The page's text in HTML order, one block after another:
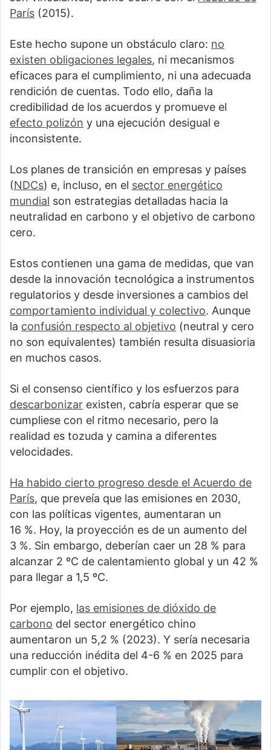
París (2015).
Este hecho supone un obstáculo claro: no
existen obligaciones legales, ni mecanismos
eficaces para el cumplimiento, ni una adecuada
rendición de cuentas. Todo ello, daña la
credibilidad de los acuerdos y promueve el
efecto polizón y una ejecución desigual e
inconsistente.
Los planes de transición en empresas y países
(NDCs) e, incluso, en el sector energético
mundial son estrategias detalladas hacia la
neutralidad en carbono y el objetivo de carbono
cero.
Estos contienen una gama de medidas, que van
desde la innovación tecnológica a instrumentos
regulatorios y desde inversiones a cambios del
comportamiento individual y colectivo. Aunque
la confusión respecto al objetivo (neutral y cero
no son equivalentes) también resulta disuasioria
en muchos casos.
Si el consenso científico y los esfuerzos para
descarbonizar existen, cabría esperar que se
cumpliese con el ritmo necesario, pero la
realidad es tozuda y camina a diferentes
velocidades.
Ha habido cierto progreso desde el Acuerdo de
París, que preveía que las emisiones en 2030,
con las políticas vigentes, aumentaran un
16 %. Hoy, la proyección es de un aumento del
3 %. Sin embargo, deberían caer un 28 % para
alcanzar 2 ºC de calentamiento global y un 42 %
para llegar a 1,5 ºC.
Por ejemplo, las emisiones de dióxido de
carbono del sector energético chino
aumentaron un 5,2 % (2023). Y sería necesaria
una reducción inédita del 4-6 % en 2025 para
cumplir con el objetivo.